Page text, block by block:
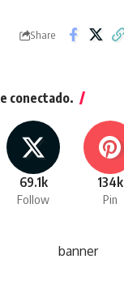
Share
conectado.
69.1k
Follow
134k
Pin